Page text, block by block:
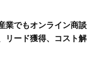
業でもオンライン商談
リード獲得、コスト解